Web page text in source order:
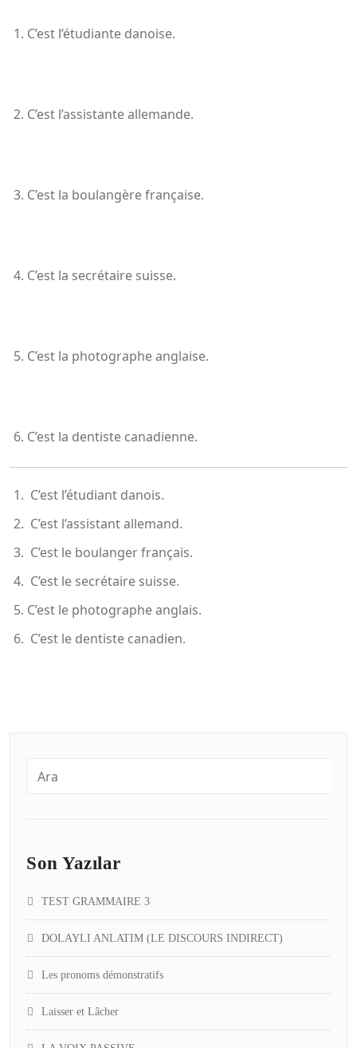
C’est l’étudiante danoise.
C’est l’assistante allemande.
C’est la boulangère française.
C’est la secrétaire suisse.
C’est la photographe anglaise.
C’est la dentiste canadienne.
C’est l’étudiant danois.
C’est l’assistant allemand.
C’est le boulanger français.
C’est le secrétaire suisse.
C’est le photographe anglais.
C’est le dentiste canadien.
Son Yazılar
TEST GRAMMAIRE 3
DOLAYLI ANLATIM (LE DISCOURS INDIRECT)
Les pronoms démonstratifs
Laisser et Lâcher